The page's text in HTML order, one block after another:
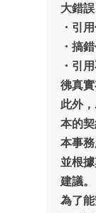
大錯誤
・引
・搞
・引
彿真
此外
本的契
本事
並根
建議。
為了